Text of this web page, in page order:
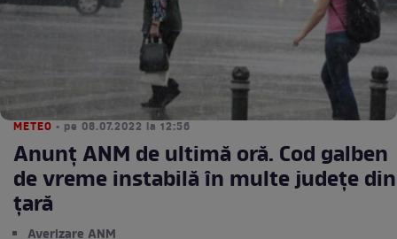
METEO • pe 08.07.2022 la 12:56
Anunț ANM de ultimă oră. Cod galben
de vreme instabilă în multe județe din
țară